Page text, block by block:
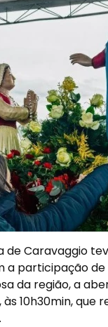
de Caravaggio
participação de
da região, a
10h30min, que